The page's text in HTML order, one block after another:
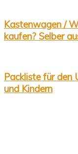
Kastenwagen /
kaufen? Selber
Packliste für den
und Kindern